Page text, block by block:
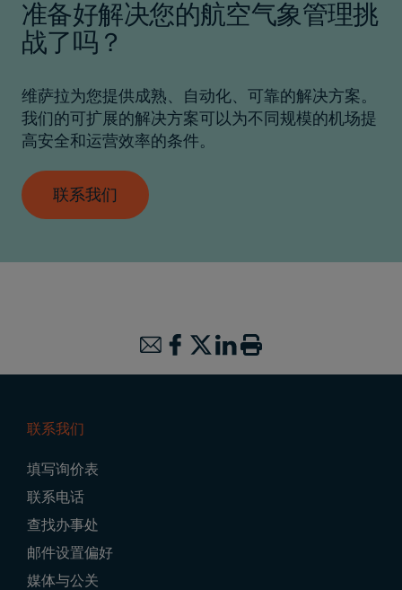
准备好解决您的航空气象管理挑
战了吗？
维萨拉为您提供成熟、自动化、可靠的解决方案。
我们的可扩展的解决方案可以为不同规模的机场提
高安全和运营效率的条件。
联系我们
Navigation
联系我们
填写询价表
联系电话
查找办事处
邮件设置偏好
媒体与公关